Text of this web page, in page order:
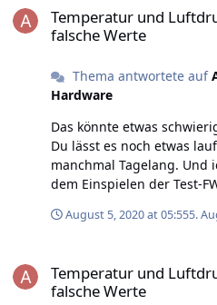
PoE abdrehen können,
Temperatur und
falsche Werte
Thema antwortete auf
Hardware
Das könnte etwas schwierig werden
Du lässt es noch etwas
manchmal Tagelang. Und
dem Einspielen der Test-
wird. André
August 5, 2020 at 05:555.
Temperatur und
falsche Werte